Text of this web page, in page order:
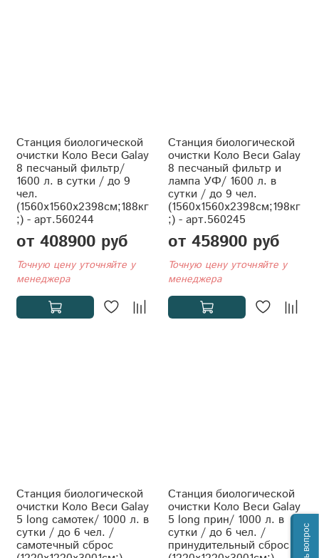
Станция биологической
очистки Коло Веси Galay
8 песчаный фильтр/
1600 л. в сутки / до 9
чел.
(1560x1560x2398см;188кг
;) - арт.560244
от 408900 руб
Точную цену уточняйте у
менеджера
Станция биологической
очистки Коло Веси Galay
8 песчаный фильтр и
лампа УФ/ 1600 л. в
сутки / до 9 чел.
(1560x1560x2398см;198кг
;) - арт.560245
от 458900 руб
Точную цену уточняйте у
менеджера
Станция биологической
очистки Коло Веси Galay
5 long самотек/ 1000 л. в
сутки / до 6 чел. /
самотечный сброс
Станция биологической
очистки Коло Веси Galay
5 long прин/ 1000 л. в
сутки / до 6 чел. /
принудительный сброс